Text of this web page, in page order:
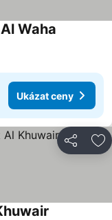
Waha
Ukázat ceny
Sdílet